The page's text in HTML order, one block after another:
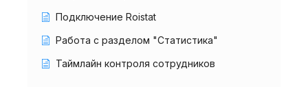
Подключение Roistat
Работа с разделом "Статистика"
Таймлайн контроля сотрудников